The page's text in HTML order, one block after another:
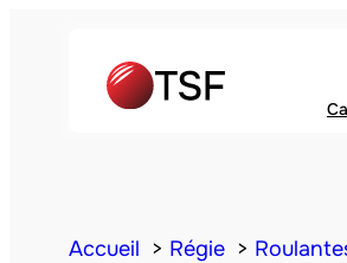
Accueil Régie